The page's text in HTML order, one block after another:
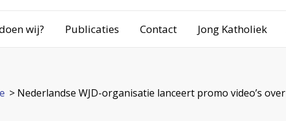
wij? Publicaties Contact Jong Katholiek
> Nederlandse WJD-organisatie lanceert promo video’s over